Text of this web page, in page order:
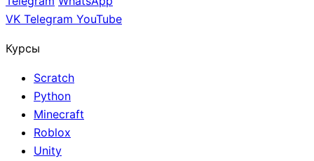
VK Telegram YouTube
Курсы
Scratch
Python
Minecraft
Roblox
Unity